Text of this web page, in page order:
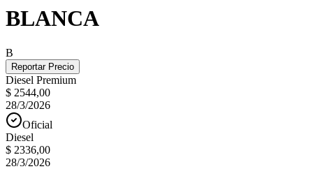
BLANCA
B
Reportar Precio
Diesel Premium
$ 2544,00
28/3/2026
Oficial
Diesel
$ 2336,00
28/3/2026